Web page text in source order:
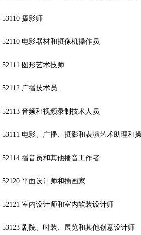
53110 摄影师
52110 电影器材和摄像机操作员
52111 图形艺术技师
52112 广播技术员
52113 音频和视频录制技术人员
53111 电影、广播、摄影和表演艺术助理和
52114 播音员和其他播音工作者
52120 平面设计师和插画家
52121 室内设计师和室内软装设计师
53123 剧院、时装、展览和其他创意设计师